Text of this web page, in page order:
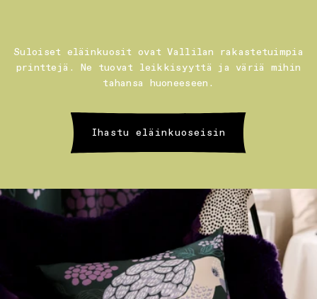
Suloiset eläinkuosit ovat Vallilan rakastetuimpia
printtejä. Ne tuovat leikkisyyttä ja väriä mihin
tahansa huoneeseen.
Ihastu eläinkuoseisin